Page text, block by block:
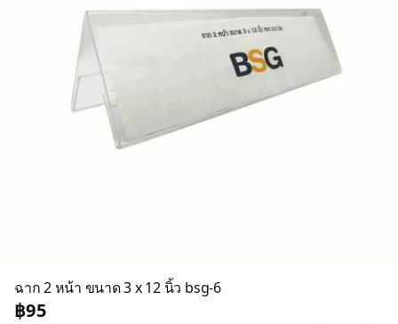
ฉาก 2 หน้า ขนาด 3 x 12 นิ้ว bsg-6
฿95